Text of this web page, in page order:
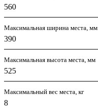
560
Максимальная ширина места, мм
390
Максимальная высота места, мм
525
Максимальный вес места, кг
8